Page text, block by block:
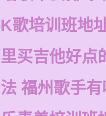
歌培训班地
买吉他好点
福州歌手